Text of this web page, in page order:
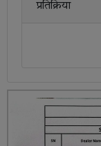
प्रतिक्रिया